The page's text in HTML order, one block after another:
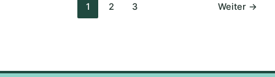
1 2 3 Weiter →